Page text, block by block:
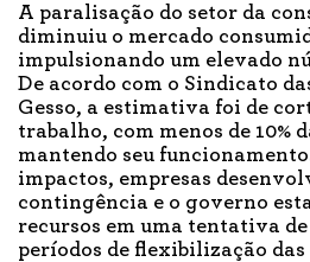
A paralisação do setor da
diminuiu o mercado
impulsionando um elevado
De acordo com o Sindicato
Gesso, a estimativa foi de
trabalho, com menos de 10%
mantendo seu
impactos, empresas
contingência e o governo
recursos em uma tentativa
períodos de flexibilização